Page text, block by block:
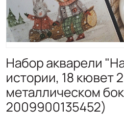
Набор акварели
истории, 18 кювет
металлическом
2009900135452)